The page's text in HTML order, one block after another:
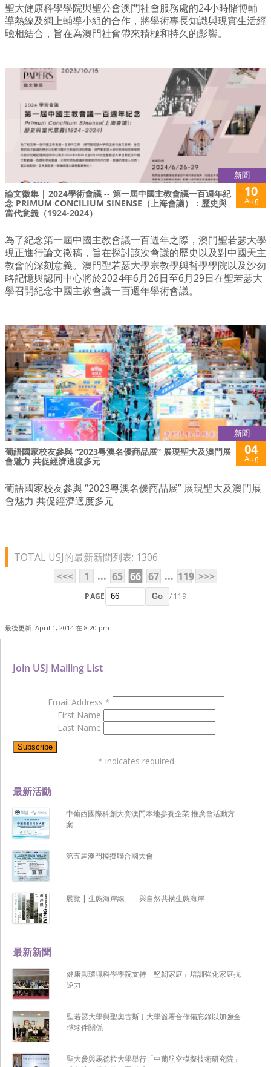
聖大健康科學學院與聖公會澳門社會服務處的24小時賭博輔
導熱線及網上輔導小組的合作，將學術專長知識與現實生活經
驗相結合，旨在為澳門社會帶來積極和持久的影響。
新聞
論文徵集 | 2024學術會議 -- 第一屆中國主教會議一百週年紀
念 PRIMUM CONCILIUM SINENSE（上海會議）：歷史與
當代意義（1924-2024）
10
Aug
為了紀念第一屆中國主教會議一百週年之際，澳門聖若瑟大學
現正進行論文徵稿，旨在探討該次會議的歷史以及對中國天主
教會的深刻意義。澳門聖若瑟大學宗教學與哲學學院以及沙勿
略記憶與認同中心將於2024年6月26日至6月29日在聖若瑟大
學召開紀念中國主教會議一百週年學術會議。
新聞
葡語國家校友參與 “2023粵澳名優商品展” 展現聖大及澳門展
會魅力 共促經濟適度多元
04
Aug
葡語國家校友參與 “2023粵澳名優商品展” 展現聖大及澳門展
會魅力 共促經濟適度多元
TOTAL USJ的最新新聞列表: 1306
<<<
1 ... 65 66 67 ... 119 >>>
PAGE Go / 119
最後更新: April 1, 2014 在 8:20 pm
最新新聞
健康與環境科學學院支持「堅韌家庭」培訓強化家庭抗
逆力
聖若瑟大學與聖奧古斯丁大學簽署合作備忘錄以加強全
球夥伴關係
聖大參與馬德拉大學舉行「中葡航空模擬技術研究院」
最新活動
中葡西國際科創大賽澳門本地參賽企業 推廣會活動方
案
第五屆澳門模擬聯合國大會
展覽 | 生態海岸線 ── 與自然共構生態海岸
Join USJ Mailing List
Email Address *
First Name
Last Name
* indicates required